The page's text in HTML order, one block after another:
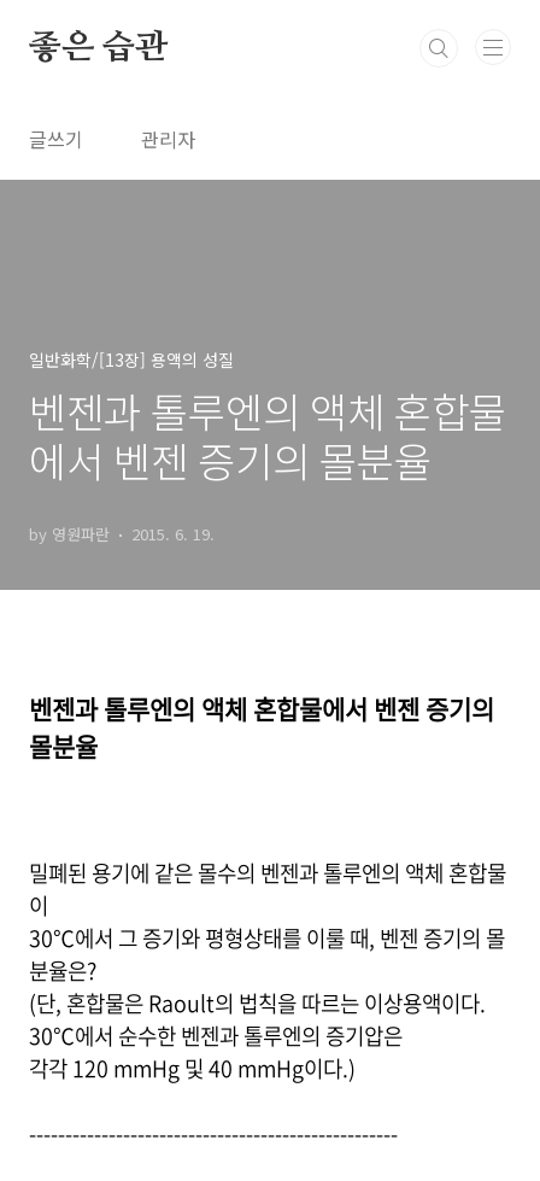
좋은 습관
글쓰기 관리자
일반화학/[13장] 용액의 성질
벤젠과 톨루엔의 액체 혼합물
에서 벤젠 증기의 몰분율
by 영원파란 2015. 6. 19.
벤젠과 톨루엔의 액체 혼합물에서 벤젠 증기의
몰분율
밀폐된 용기에 같은 몰수의 벤젠과 톨루엔의 액체 혼합물
이
30℃에서 그 증기와 평형상태를 이룰 때, 벤젠 증기의 몰
분율은?
(단, 혼합물은 Raoult의 법칙을 따르는 이상용액이다.
30℃에서 순수한 벤젠과 톨루엔의 증기압은
각각 120 mmHg 및 40 mmHg이다.)
---------------------------------------------------